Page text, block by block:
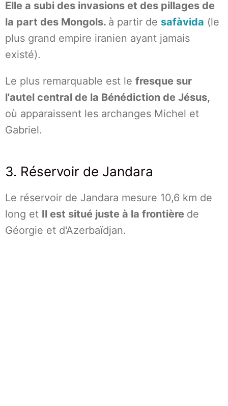
Elle a subi des invasions et des pillages de
la part des Mongols. à partir de safàvida (le
plus grand empire iranien ayant jamais
existé).
Le plus remarquable est le fresque sur
l'autel central de la Bénédiction de Jésus,
où apparaissent les archanges Michel et
Gabriel.
3. Réservoir de Jandara
Le réservoir de Jandara mesure 10,6 km de
long et Il est situé juste à la frontière de
Géorgie et d'Azerbaïdjan.